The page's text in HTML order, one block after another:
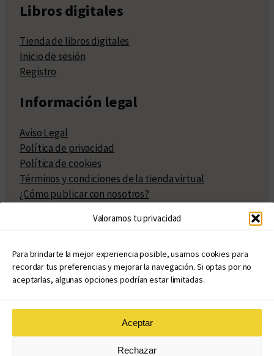
Valoramos tu privacidad
Para brindarte la mejor experiencia posible, usamos cookies para
recordar tus preferencias y mejorar la navegación. Si optas por no
aceptarlas, algunas opciones podrían estar limitadas.
Aceptar
Rechazar
Libros digitales
Tienda de libros digitales
Inicio de sesión
Registro
Información legal
Aviso Legal
Política de privacidad
Política de cookies
Términos y condiciones de la tienda virtual
¿Cómo publicar con nosotros?
Políticas de publicación
Políticas de coedición
Atribuciones